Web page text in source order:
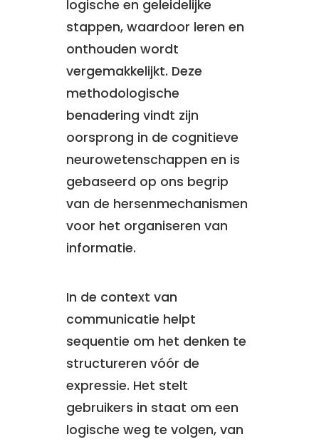
logische en geleidelijke
stappen, waardoor leren en
onthouden wordt
vergemakkelijkt. Deze
methodologische
benadering vindt zijn
oorsprong in de cognitieve
neurowetenschappen en is
gebaseerd op ons begrip
van de hersenmechanismen
voor het organiseren van
informatie.
In de context van
communicatie helpt
sequentie om het denken te
structureren vóór de
expressie. Het stelt
gebruikers in staat om een
logische weg te volgen, van